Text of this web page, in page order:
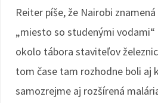
Reiter píše, že Nairobi
„miesto so studenými
okolo tábora staviteľov
tom čase tam rozhodne boli aj
samozrejme aj rozšírená